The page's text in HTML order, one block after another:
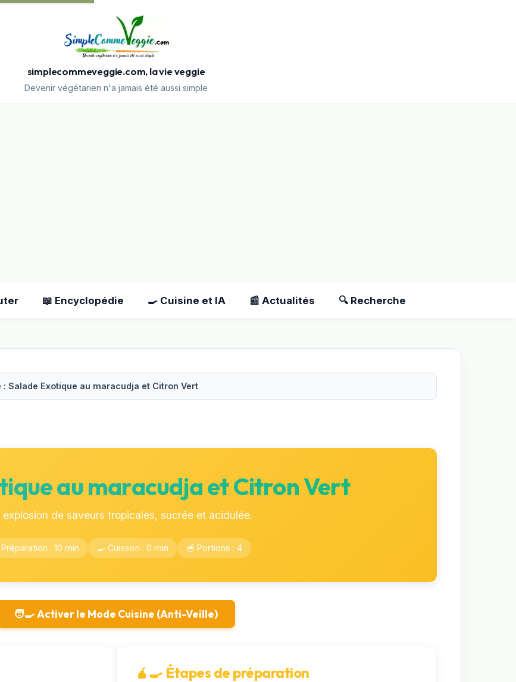
simplecommeveggie.com, la vie veggie
Devenir végétarien n'a jamais été aussi simple
📖 Encyclopédie 🍳 Cuisine et IA 📰 Actualités 🔍 Recherche
: Salade Exotique au maracudja et Citron Vert
au maracudja et Citron Vert
explosion de saveurs tropicales, sucrée et acidulée.
: 10 min 🍳 Cuisson : 0 min 🥣 Portions : 4
🧑‍🍳 Activer le Mode Cuisine (Anti-Veille)
🧉‍🍳 Étapes de préparation